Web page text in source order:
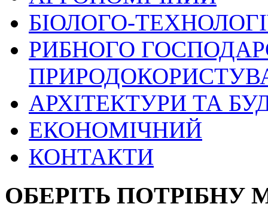
БІОЛОГО-
РИБНОГО
АРХІТЕКТУРИ ТА
ЕКОНОМІЧНИЙ
КОНТАКТИ
ОБЕРІТЬ ПОТРІБНУ